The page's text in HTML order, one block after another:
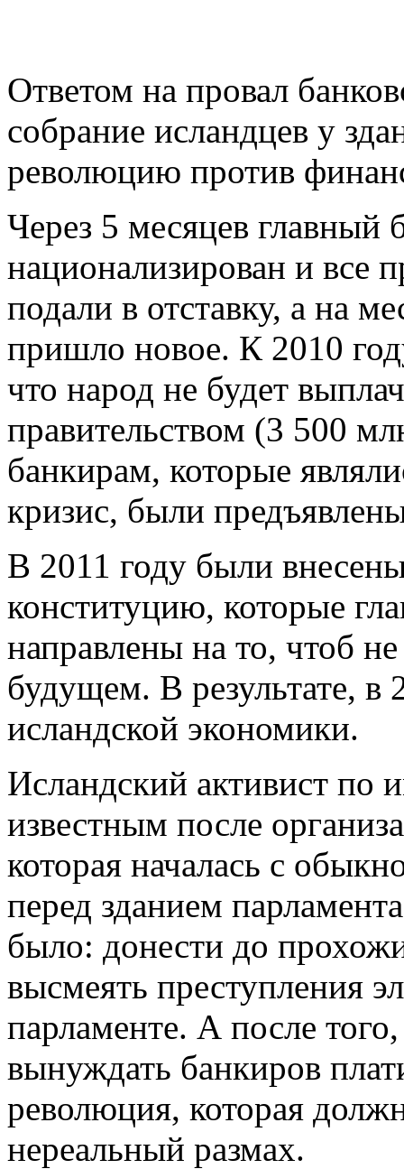
Ответом на провал
собрание исландцев у
революцию против
Через 5 месяцев
национализирован и все
подали в отставку, а на
пришло новое. К 2010
что народ не будет
правительством (3 500
банкирам, которые
кризис, были
В 2011 году были
конституцию, которые
направлены на то, чтоб
будущем. В результате, в
исландской экономики.
Исландский активист по
известным после
которая началась с
перед зданием
было: донести до
высмеять преступления
парламенте. А после
вынуждать банкиров
революция, которая
нереальный размах.